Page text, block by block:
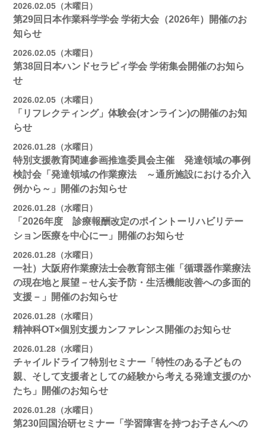
2026.02.05（木曜日）
第29回日本作業科学学会 学術大会（2026年）開催のお
知らせ
2026.02.05（木曜日）
第38回日本ハンドセラピィ学会 学術集会開催のお知ら
せ
2026.02.05（木曜日）
「リフレクティング」体験会(オンライン)の開催のお知
らせ
2026.01.28（水曜日）
特別支援教育関連参画推進委員会主催 発達領域の事例
検討会「発達領域の作業療法 ～通所施設における介入
例から～」開催のお知らせ
2026.01.28（水曜日）
「2026年度 診療報酬改定のポイントーリハビリテー
ション医療を中心にー」開催のお知らせ
2026.01.28（水曜日）
一社）大阪府作業療法士会教育部主催「循環器作業療法
の現在地と展望－せん妄予防・生活機能改善への多面的
支援－」開催のお知らせ
2026.01.28（水曜日）
精神科OT×個別支援カンファレンス開催のお知らせ
2026.01.28（水曜日）
チャイルドライフ特別セミナー「特性のある子どもの
親、そして支援者としての経験から考える発達支援のか
たち」開催のお知らせ
2026.01.28（水曜日）
第230回国治研セミナー「学習障害を持つお子さんへの